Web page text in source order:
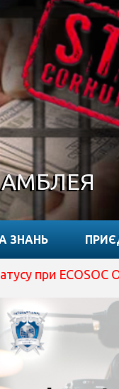
ЗНАНЬ
ООН